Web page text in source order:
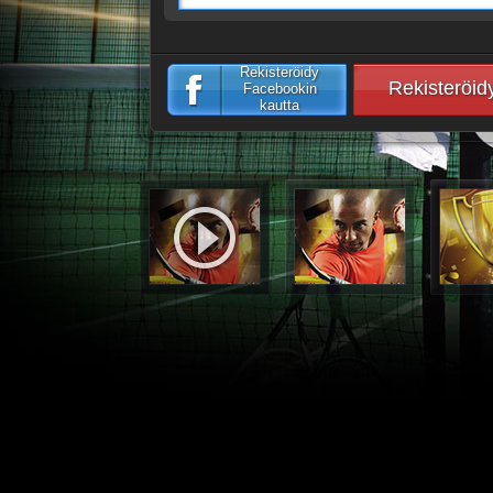
Rekisteröidy
Facebookin
kautta